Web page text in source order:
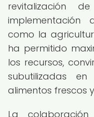
revitalización
implementación
como la
ha permitido
los recursos,
subutilizadas
alimentos frescos
La